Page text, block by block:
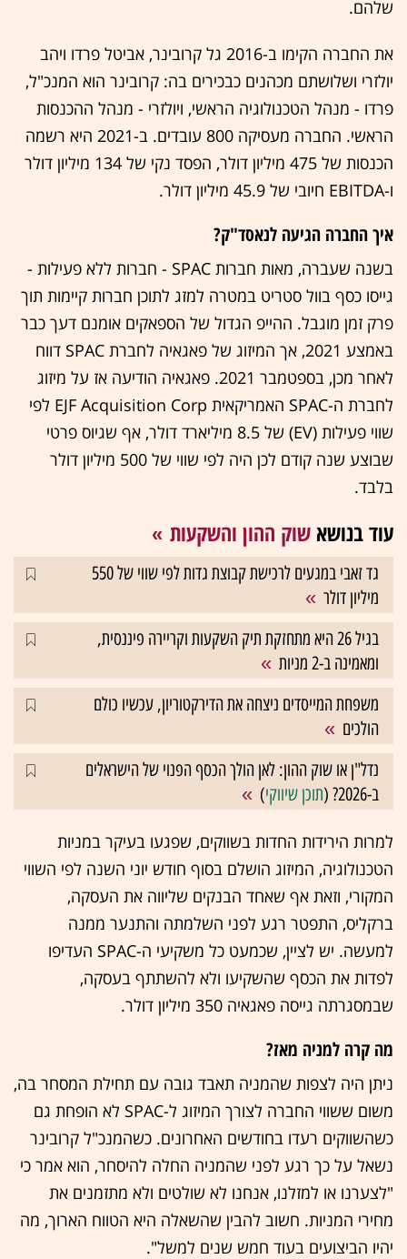
שלהם.
את החברה הקימו ב-2016 גל קרובינר, אביטל פרדו ויהב
יולזרי ושלושתם מכהנים כבכירים בה: קרובינר הוא המנכ"ל,
פרדו - מנהל הטכנולוגיה הראשי, ויולזרי - מנהל ההכנסות
הראשי. החברה מעסיקה 800 עובדים. ב-2021 היא רשמה
הכנסות של 475 מיליון דולר, הפסד נקי של 134 מיליון דולר
ו-EBITDA חיובי של 45.9 מיליון דולר.
איך החברה הגיעה לנאסד"ק?
בשנה שעברה, מאות חברות SPAC - חברות ללא פעילות -
גייסו כסף בוול סטריט במטרה למזג לתוכן חברות קיימות תוך
פרק זמן מוגבל. ההייפ הגדול של הספאקים אומנם דעך כבר
באמצע 2021, אך המיזוג של פאגאיה לחברת SPAC דווח
לאחר מכן, בספטמבר 2021. פאגאיה הודיעה אז על מיזוג
לחברת ה-SPAC האמריקאית EJF Acquisition Corp לפי
שווי פעילות (EV) של 8.5 מיליארד דולר, אף שגיוס פרטי
שבוצע שנה קודם לכן היה לפי שווי של 500 מיליון דולר
בלבד.
עוד בנושא שוק ההון והשקעות
גד זאבי במגעים לרכישת קבוצת גדות לפי שווי של 550
מיליון דולר
בגיל 26 היא מתחזקת תיק השקעות וקריירה פיננסית,
ומאמינה ב-2 מניות
משפחת המייסדים ניצחה את הדירקטוריון, עכשיו כולם
הולכים
נדל"ן או שוק ההון: לאן הולך הכסף הפנוי של הישראלים
ב-2026? (
תוכן שיווקי)
למרות הירידות החדות בשווקים, שפגעו בעיקר במניות
הטכנולוגיה, המיזוג הושלם בסוף חודש יוני השנה לפי השווי
המקורי, וזאת אף שאחד הבנקים שליווה את העסקה,
ברקליס, התפטר רגע לפני השלמתה והתנער ממנה
למעשה. יש לציין, שכמעט כל משקיעי ה-SPAC העדיפו
לפדות את הכסף שהשקיעו ולא להשתתף בעסקה,
שבמסגרתה גייסה פאגאיה 350 מיליון דולר.
מה קרה למניה מאז?
ניתן היה לצפות שהמניה תאבד גובה עם תחילת המסחר בה,
משום ששווי החברה לצורך המיזוג ל-SPAC לא הופחת גם
כשהשווקים רעדו בחודשים האחרונים. כשהמנכ"ל קרובינר
נשאל על כך רגע לפני שהמניה החלה להיסחר, הוא אמר כי
"לצערנו או למזלנו, אנחנו לא שולטים ולא מתזמנים את
מחירי המניות. חשוב להבין שהשאלה היא הטווח הארוך, מה
יהיו הביצועים בעוד חמש שנים למשל".